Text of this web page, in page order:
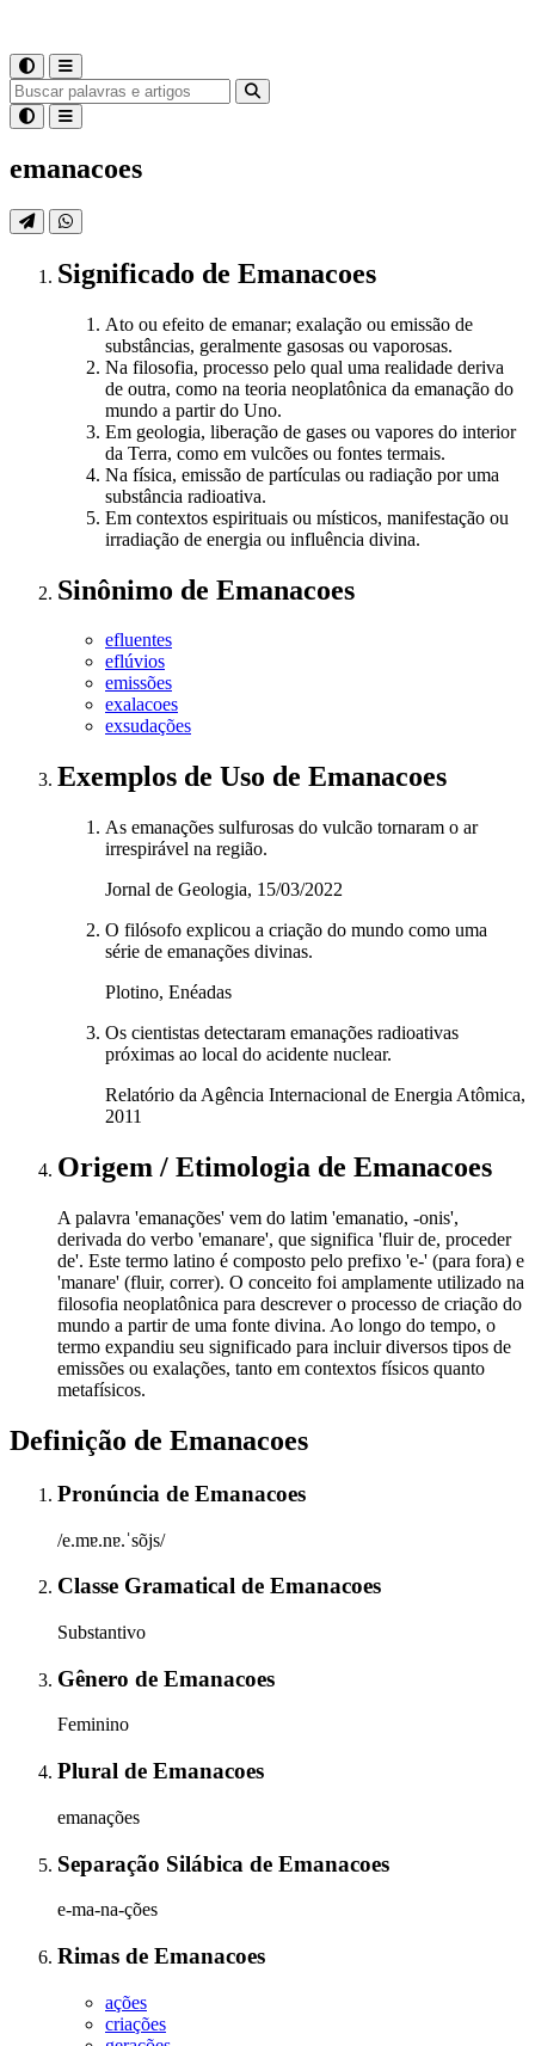
emanacoes
Significado de Emanacoes
Ato ou efeito de emanar; exalação ou emissão de
substâncias, geralmente gasosas ou vaporosas.
Na filosofia, processo pelo qual uma realidade deriva
de outra, como na teoria neoplatônica da emanação do
mundo a partir do Uno.
Em geologia, liberação de gases ou vapores do interior
da Terra, como em vulcões ou fontes termais.
Na física, emissão de partículas ou radiação por uma
substância radioativa.
Em contextos espirituais ou místicos, manifestação ou
irradiação de energia ou influência divina.
Sinônimo de Emanacoes
efluentes
eflúvios
emissões
exalacoes
exsudações
Exemplos de Uso de Emanacoes
As emanações sulfurosas do vulcão tornaram o ar
irrespirável na região.
Jornal de Geologia, 15/03/2022
O filósofo explicou a criação do mundo como uma
série de emanações divinas.
Plotino, Enéadas
Os cientistas detectaram emanações radioativas
próximas ao local do acidente nuclear.
Relatório da Agência Internacional de Energia Atômica,
2011
Origem / Etimologia de Emanacoes
A palavra 'emanações' vem do latim 'emanatio, -onis',
derivada do verbo 'emanare', que significa 'fluir de, proceder
de'. Este termo latino é composto pelo prefixo 'e-' (para fora) e
'manare' (fluir, correr). O conceito foi amplamente utilizado na
filosofia neoplatônica para descrever o processo de criação do
mundo a partir de uma fonte divina. Ao longo do tempo, o
termo expandiu seu significado para incluir diversos tipos de
emissões ou exalações, tanto em contextos físicos quanto
metafísicos.
Definição de Emanacoes
Pronúncia de Emanacoes
/e.mɐ.nɐ.ˈsõjs/
Classe Gramatical de Emanacoes
Substantivo
Gênero de Emanacoes
Feminino
Plural de Emanacoes
emanações
Separação Silábica de Emanacoes
e-ma-na-ções
Rimas de Emanacoes
ações
criações